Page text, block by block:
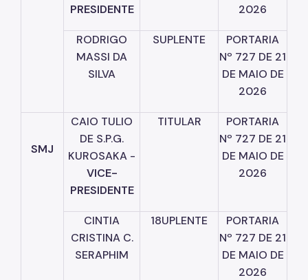
PRESIDENTE
2026
RODRIGO
MASSI DA
SILVA
SUPLENTE
PORTARIA
Nº 727 DE 21
DE MAIO DE
2026
SMJ
CAIO TULIO
DE S.P.G.
KUROSAKA -
VICE-
PRESIDENTE
TITULAR
PORTARIA
Nº 727 DE 21
DE MAIO DE
2026
CINTIA
CRISTINA C.
SERAPHIM
18UPLENTE
PORTARIA
Nº 727 DE 21
DE MAIO DE
2026